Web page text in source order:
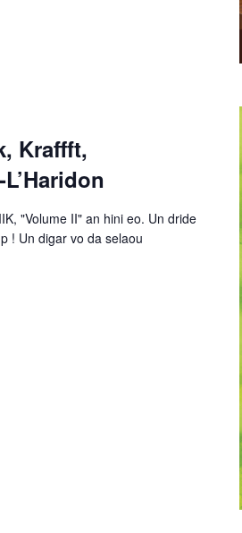
Kraffft,
"Volume II" an hini eo. Un dride
! Un digar vo da selaou